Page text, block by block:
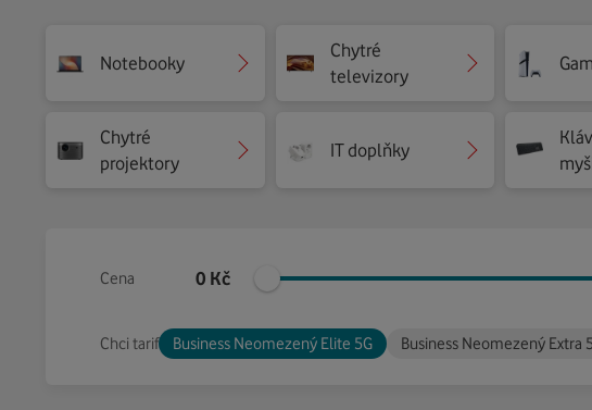
Notebooky
Chytré
televizory
Chytré
projektory
IT doplňky
Cena 0 Kč
Chci tarif Business Neomezený Elite 5G Business Neomezený Extra